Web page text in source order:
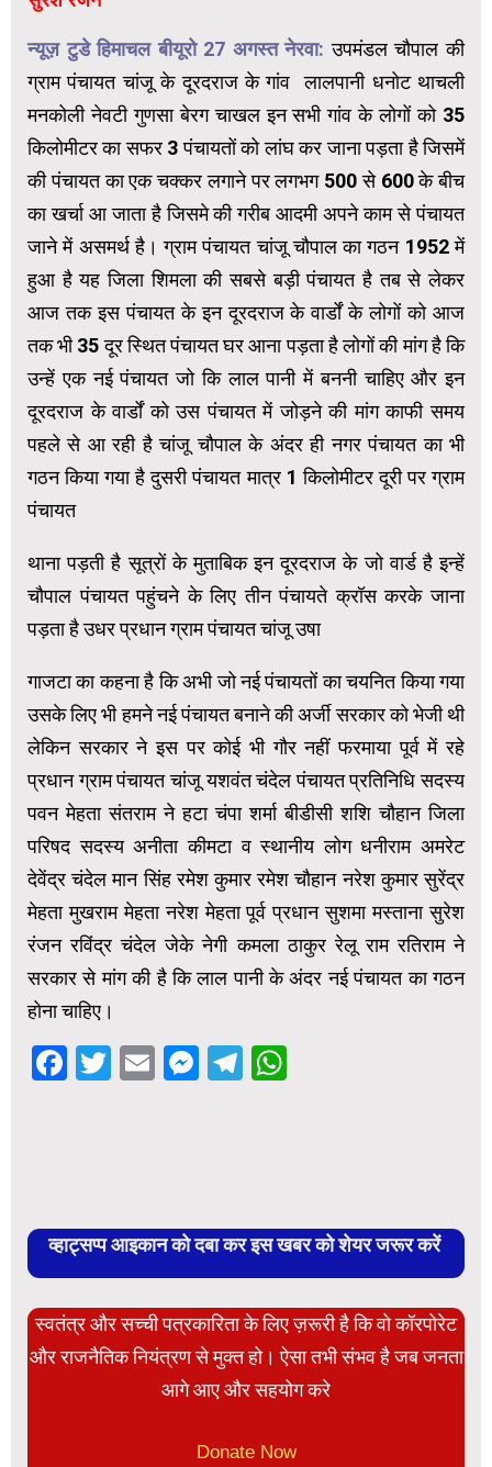
न्यूज़ टुडे हिमाचल बीयूरो 27 अगस्त नेरवा: उपमंडल चौपाल की
ग्राम पंचायत चांजू के दूरदराज के गांव लालपानी धनोट थाचली
मनकोली नेवटी गुणसा बेरग चाखल इन सभी गांव के लोगों को 35
किलोमीटर का सफर 3 पंचायतों को लांघ कर जाना पड़ता है जिसमें
की पंचायत का एक चक्कर लगाने पर लगभग 500 से 600 के बीच
का खर्चा आ जाता है जिसमे की गरीब आदमी अपने काम से पंचायत
जाने में असमर्थ है। ग्राम पंचायत चांजू चौपाल का गठन 1952 में
हुआ है यह जिला शिमला की सबसे बड़ी पंचायत है तब से लेकर
आज तक इस पंचायत के इन दूरदराज के वार्डों के लोगों को आज
तक भी 35 दूर स्थित पंचायत घर आना पड़ता है लोगों की मांग है कि
उन्हें एक नई पंचायत जो कि लाल पानी में बननी चाहिए और इन
दूरदराज के वार्डों को उस पंचायत में जोड़ने की मांग काफी समय
पहले से आ रही है चांजू चौपाल के अंदर ही नगर पंचायत का भी
गठन किया गया है दुसरी पंचायत मात्र 1 किलोमीटर दूरी पर ग्राम
पंचायत
थाना पड़ती है सूत्रों के मुताबिक इन दूरदराज के जो वार्ड है इन्हें
चौपाल पंचायत पहुंचने के लिए तीन पंचायते क्रॉस करके जाना
पड़ता है उधर प्रधान ग्राम पंचायत चांजू उषा
गाजटा का कहना है कि अभी जो नई पंचायतों का चयनित किया गया
उसके लिए भी हमने नई पंचायत बनाने की अर्जी सरकार को भेजी थी
लेकिन सरकार ने इस पर कोई भी गौर नहीं फरमाया पूर्व में रहे
प्रधान ग्राम पंचायत चांजू यशवंत चंदेल पंचायत प्रतिनिधि सदस्य
पवन मेहता संतराम ने हटा चंपा शर्मा बीडीसी शशि चौहान जिला
परिषद सदस्य अनीता कीमटा व स्थानीय लोग धनीराम अमरेट
देवेंद्र चंदेल मान सिंह रमेश कुमार रमेश चौहान नरेश कुमार सुरेंद्र
मेहता मुखराम मेहता नरेश मेहता पूर्व प्रधान सुशमा मस्ताना सुरेश
रंजन रविंद्र चंदेल जेके नेगी कमला ठाकुर रेलू राम रतिराम ने
सरकार से मांग की है कि लाल पानी के अंदर नई पंचायत का गठन
होना चाहिए।
Facebook
Twitter
EmailMessenger
Telegram
व्हाट्सप्प आइकान को दबा कर इस खबर को शेयर जरूर करें
स्वतंत्र और सच्ची पत्रकारिता के लिए ज़रूरी है कि वो कॉरपोरेट
और राजनैतिक नियंत्रण से मुक्त हो। ऐसा तभी संभव है जब जनता
आगे आए और सहयोग करे
Donate Now